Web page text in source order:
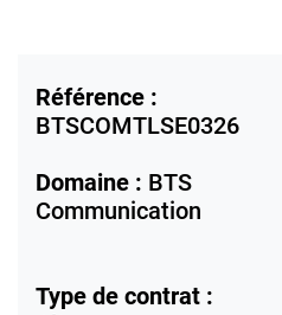
Référence :
BTSCOMTLSE0326
Domaine : BTS
Communication
Type de contrat :